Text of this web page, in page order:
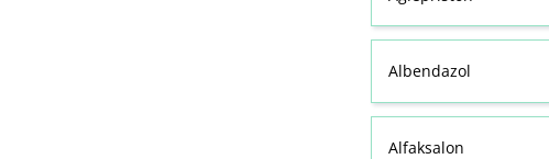
Albendazol
Alfaksalon